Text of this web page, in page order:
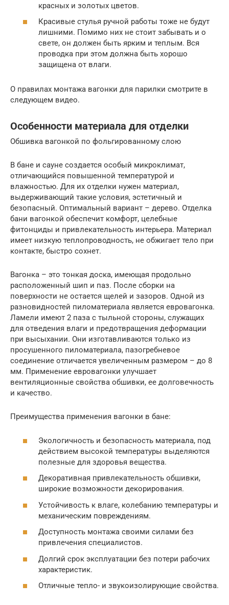
красных и золотых цветов.
Красивые стулья ручной работы тоже не будут
лишними. Помимо них не стоит забывать и о
свете, он должен быть ярким и теплым. Вся
проводка при этом должна быть хорошо
защищена от влаги.
О правилах монтажа вагонки для парилки смотрите в
следующем видео.
Особенности материала для отделки
Обшивка вагонкой по фольгированному слою
В бане и сауне создается особый микроклимат,
отличающийся повышенной температурой и
влажностью. Для их отделки нужен материал,
выдерживающий такие условия, эстетичный и
безопасный. Оптимальный вариант – дерево. Отделка
бани вагонкой обеспечит комфорт, целебные
фитонциды и привлекательность интерьера. Материал
имеет низкую теплопроводность, не обжигает тело при
контакте, быстро сохнет.
Вагонка – это тонкая доска, имеющая продольно
расположенный шип и паз. После сборки на
поверхности не остается щелей и зазоров. Одной из
разновидностей пиломатериала является евровагонка.
Ламели имеют 2 паза с тыльной стороны, служащих
для отведения влаги и предотвращения деформации
при высыхании. Они изготавливаются только из
просушенного пиломатериала, пазогребневое
соединение отличается увеличенным размером – до 8
мм. Применение евровагонки улучшает
вентиляционные свойства обшивки, ее долговечность
и качество.
Преимущества применения вагонки в бане:
Экологичность и безопасность материала, под
действием высокой температуры выделяются
полезные для здоровья вещества.
Декоративная привлекательность обшивки,
широкие возможности декорирования.
Устойчивость к влаге, колебанию температуры и
механическим повреждениям.
Доступность монтажа своими силами без
привлечения специалистов.
Долгий срок эксплуатации без потери рабочих
характеристик.
Отличные тепло- и звукоизолирующие свойства.